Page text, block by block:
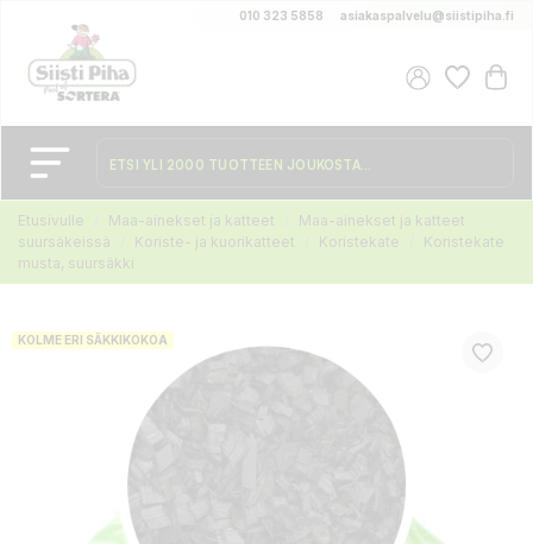
010 323 5858 asiakaspalvelu@siistipiha.fi
Etusivulle Maa-ainekset ja katteet
Maa-ainekset ja katteet
suursäkeissä
Koriste- ja kuorikatteet Koristekate
Koristekate
musta, suursäkki
KOLME ERI SÄKKIKOKOA